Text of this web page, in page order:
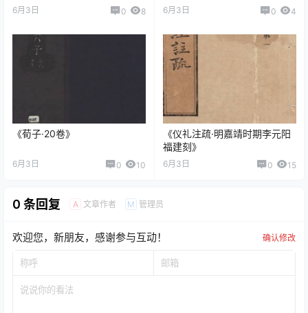
6月3日 0 8 6月3日 0 4
《荀子·20卷》
6月3日 0 10
《仪礼注疏·明嘉靖时期李元阳
福建刻》
6月3日 0 15
0 条回复 A 文章作者 M 管理员
欢迎您，新朋友，感谢参与互动！ 确认修改